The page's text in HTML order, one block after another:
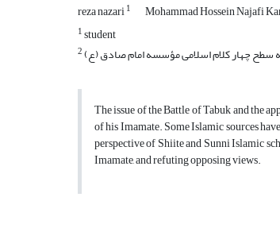
reza nazari1 Mohammad Hossein Najafi
1student
2سطح چهار کلام اسلامی مؤسسه امام صادق (ع)
The issue of the Battle of Tabuk and the
of his Imamate. Some Islamic sources
perspective of Shiite and Sunni Islamic
Imamate, and refuting opposing views.